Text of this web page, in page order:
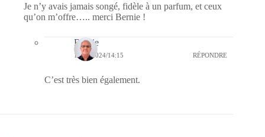
Je n’y avais jamais songé, fidèle à un parfum, et ceux
qu’on m’offre….. merci Bernie !
Bernie
17/11/2024/14:15 RÉPONDRE
C’est très bien également.